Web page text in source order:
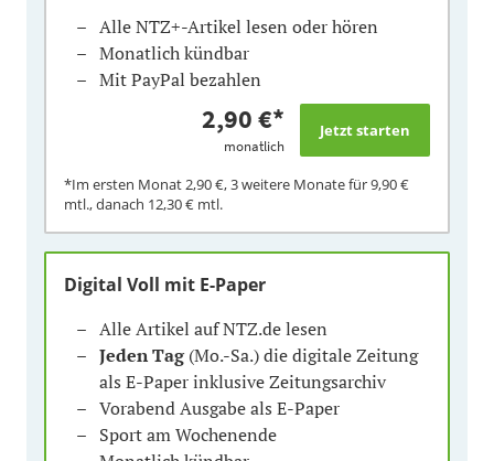
Alle NTZ+-Artikel lesen oder hören
Monatlich kündbar
Mit PayPal bezahlen
2,90 €*
monatlich
*Im ersten Monat2,90 €, 3 weitere Monate für9,90 €
mtl., danach 12,30 € mtl.
Digital Voll mit E-Paper
Alle Artikel auf NTZ.de lesen
Jeden Tag(Mo.-Sa.) die digitale Zeitung
als E-Paper inklusive Zeitungsarchiv
Vorabend Ausgabe als E-Paper
Sport am Wochenende